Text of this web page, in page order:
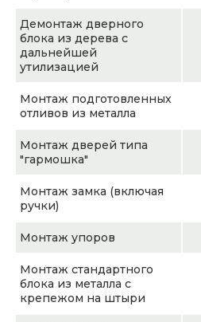
Демонтаж дверного
блока из дерева с
дальнейшей
утилизацией
Монтаж подготовленных
отливов из металла
Монтаж дверей типа
"гармошка"
Монтаж замка (включая
ручки)
Монтаж упоров
Монтаж стандартного
блока из металла с
крепежом на штыри